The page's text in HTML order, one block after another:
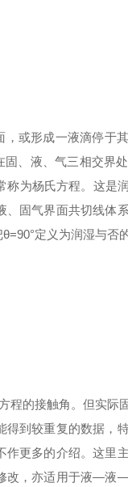
或形成一液滴停于
固、液、气三相交界
称为杨氏方程。这是
固气界面共切线体
θ=90°定义为润湿与否
程的接触角。但实际
到较重复的数据，
更多的介绍。这里
改，亦适用于液—液